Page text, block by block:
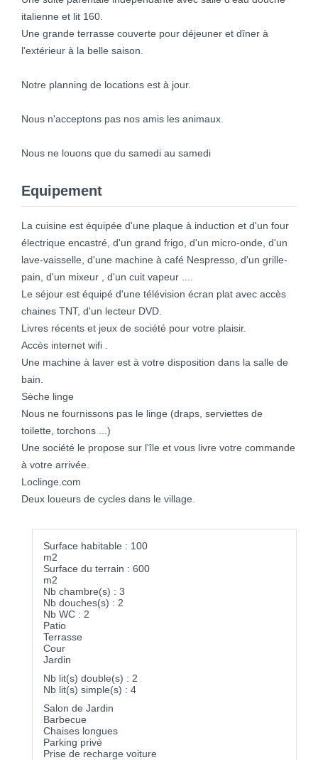
italienne et lit 160.
Une grande terrasse couverte pour déjeuner et dîner à
l'extérieur à la belle saison.
Notre planning de locations est à jour.
Nous n'acceptons pas nos amis les animaux.
Nous ne louons que du samedi au samedi
Equipement
La cuisine est équipée d'une plaque à induction et d'un four
électrique encastré, d'un grand frigo, d'un micro-onde, d'un
lave-vaisselle, d'une machine à café Nespresso, d'un grille-
pain, d'un mixeur , d'un cuit vapeur ....
Le séjour est équipé d'une télévision écran plat avec accès
chaines TNT, d'un lecteur DVD.
Livres récents et jeux de société pour votre plaisir.
Accès internet wifi .
Une machine à laver est à votre disposition dans la salle de
bain.
Sèche linge
Nous ne fournissons pas le linge (draps, serviettes de
toilette, torchons ...)
Une société le propose sur l'île et vous livre votre commande
à votre arrivée.
Loclinge.com
Deux loueurs de cycles dans le village.
Surface habitable : 100
m2
Surface du terrain : 600
m2
Nb chambre(s) : 3
Nb douches(s) : 2
Nb WC : 2
Patio
Terrasse
Cour
Jardin
Nb lit(s) double(s) : 2
Nb lit(s) simple(s) : 4
Salon de Jardin
Barbecue
Chaises longues
Parking privé
Prise de recharge voiture